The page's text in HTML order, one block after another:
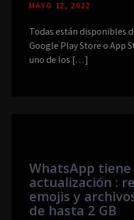
MAYO 12, 2022
Todas están disponibles
Google Play Store o App
uno de los […]
WhatsApp tiene
actualización :
emojis y
de hasta 2 GB